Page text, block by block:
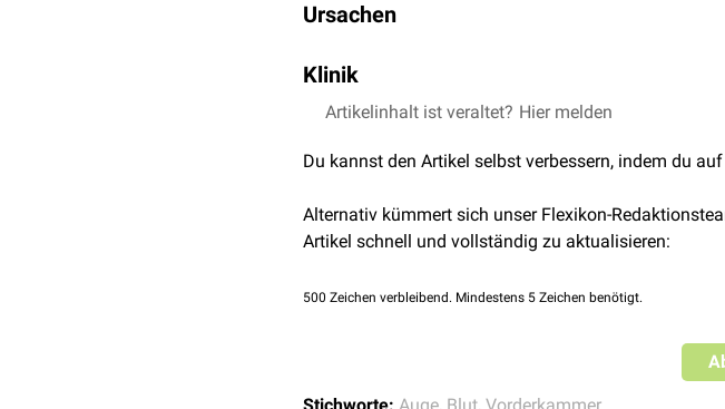
Ursachen
stumpfes Trauma
nachAugenoperationen
äußerst selten spontan (z.B.juveniles
Klinik
Bei aufrechter Kopfhaltung kann man die
Artikelinhalt ist veraltet? Hier melden
Du kannst den Artikel selbst verbessern, indem du auf
Alternativ kümmert sich unser Flexikon-
Artikel schnell und vollständig zu aktualisieren:
500 Zeichen verbleibend. Mindestens 5 Zeichen benötigt.